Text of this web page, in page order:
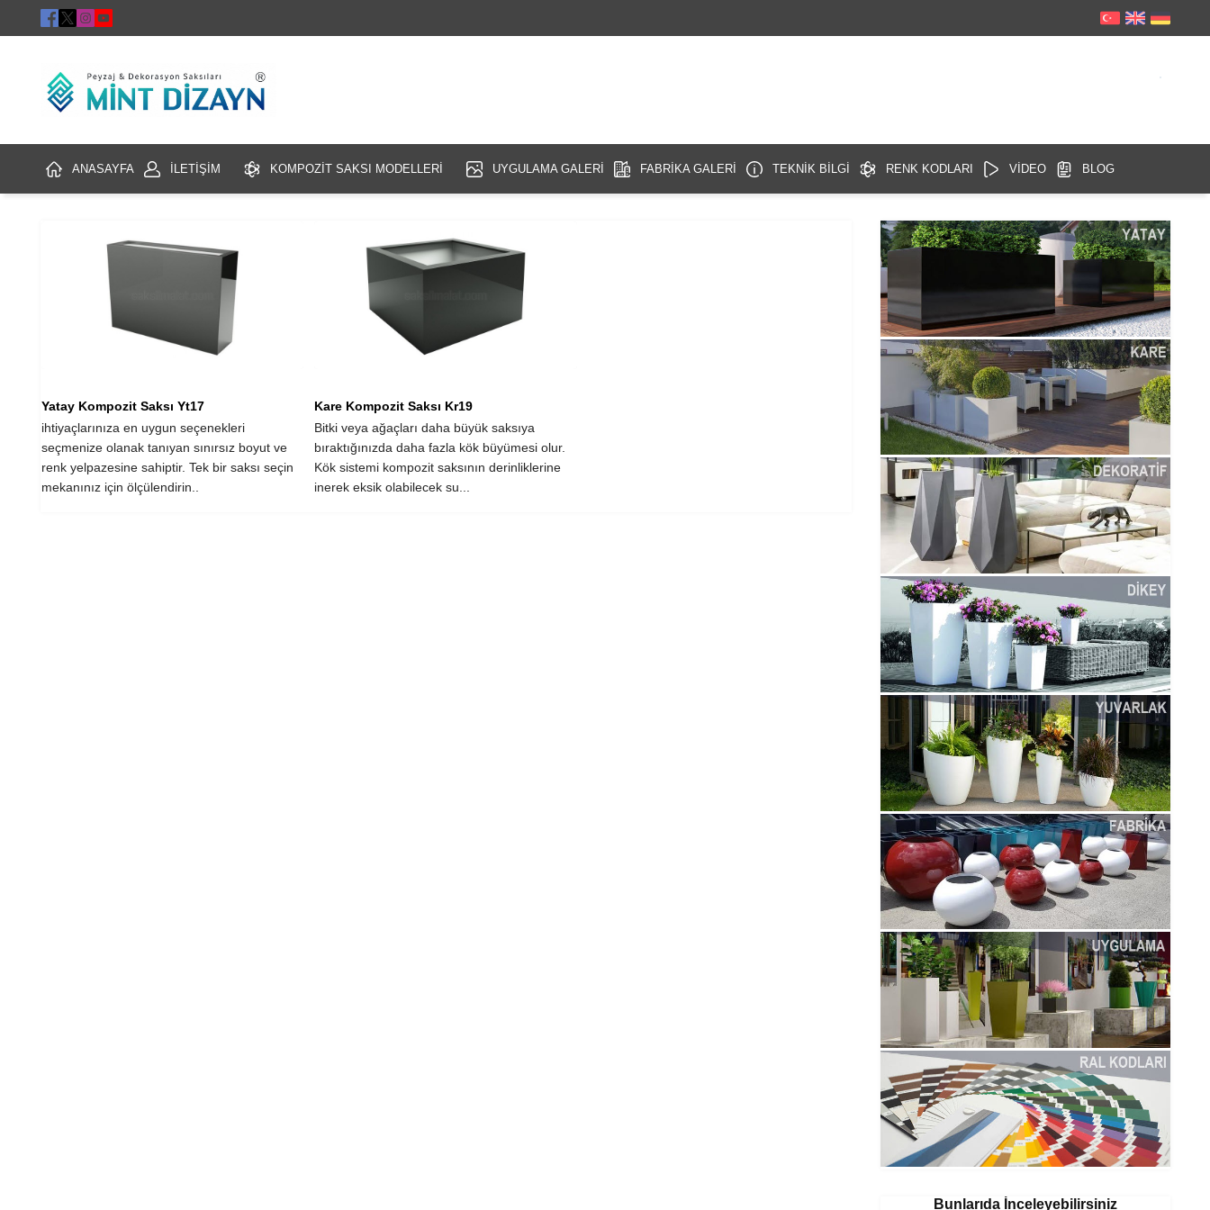
ANASAYFA İLETİŞİM KOMPOZİT SAKSI MODELLERİ UYGULAMA GALERİ FABRİKA GALERİ TEKNİK BİLGİ RENK KODLARI VİDEO BLOG
Yatay Kompozit Saksı Yt17
ihtiyaçlarınıza en uygun seçenekleri
seçmenize olanak tanıyan sınırsız boyut ve
renk yelpazesine sahiptir. Tek bir saksı seçin
mekanınız için ölçülendirin..
Kare Kompozit Saksı Kr19
Bitki veya ağaçları daha büyük saksıya
bıraktığınızda daha fazla kök büyümesi olur.
Kök sistemi kompozit saksının derinliklerine
inerek eksik olabilecek su...
Bunlarıda İnceleyebilirsiniz